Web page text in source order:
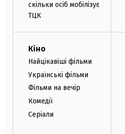
скільки осіб мобілізує
ТЦК
Кіно
Найцікавіші фільми
Українські фільми
Фільми на вечір
Комедії
Серіали